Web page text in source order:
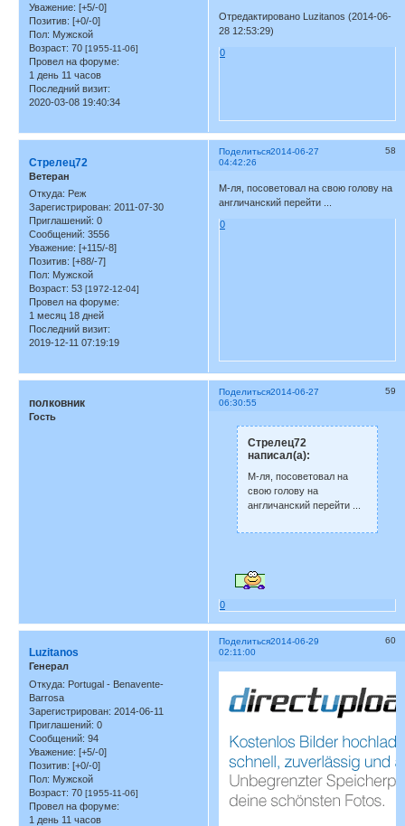
Уважение: [+5/-0]
Позитив: [+0/-0]
Пол: Мужской
Возраст: 70 [1955-11-06]
Провел на форуме:
1 день 11 часов
Последний визит:
2020-03-08 19:40:34
Отредактировано Luzitanos (2014-06-
28 12:53:29)
0
Поделиться 58
2014-06-27
04:42:26
Стрелец72
Ветеран
Откуда: Реж
Зарегистрирован: 2011-07-30
Приглашений: 0
Сообщений: 3556
Уважение: [+115/-8]
Позитив: [+88/-7]
Пол: Мужской
Возраст: 53 [1972-12-04]
Провел на форуме:
1 месяц 18 дней
Последний визит:
2019-12-11 07:19:19
М-ля, посоветовал на свою голову на
англичанский перейти ...
0
Поделиться 59
2014-06-27
06:30:55
полковник
Гость
Стрелец72
написал(а):
М-ля, посоветовал на
свою голову на
англичанский перейти ...
0
Поделиться 60
2014-06-29
02:11:00
Luzitanos
Генерал
Откуда: Portugal - Benavente-
Barrosa
Зарегистрирован: 2014-06-11
Приглашений: 0
Сообщений: 94
Уважение: [+5/-0]
Позитив: [+0/-0]
Пол: Мужской
Возраст: 70 [1955-11-06]
Провел на форуме:
1 день 11 часов